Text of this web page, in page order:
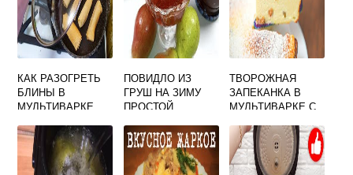
КАК РАЗОГРЕТЬ
БЛИНЫ В
МУЛЬТИВАРКЕ
ПОВИДЛО ИЗ
ГРУШ НА ЗИМУ
ПРОСТОЙ
МУЛЬТИВАРКЕ
ТВОРОЖНАЯ
ЗАПЕКАНКА В
МУЛЬТИВАРКЕ С